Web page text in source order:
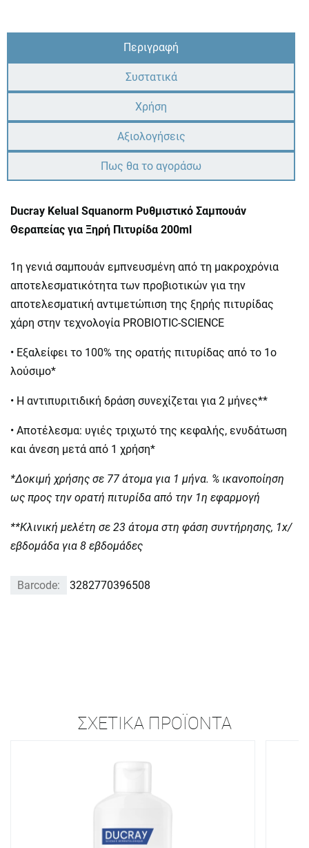
Περιγραφή
Συστατικά
Χρήση
Αξιολογήσεις
Πως θα το αγοράσω
Ducray Kelual Squanorm Ρυθμιστικό Σαμπουάν
Θεραπείας για Ξηρή Πιτυρίδα 200ml
1η γενιά σαμπουάν εμπνευσμένη από τη μακροχρόνια
αποτελεσματικότητα των προβιοτικών για την
αποτελεσματική αντιμετώπιση της ξηρής πιτυρίδας
χάρη στην τεχνολογία PROBIOTIC-SCIENCE
• Εξαλείφει το 100% της ορατής πιτυρίδας από το 1ο
λούσιμο*
• Η αντιπυριτιδική δράση συνεχίζεται για 2 μήνες**
• Αποτέλεσμα: υγιές τριχωτό της κεφαλής, ενυδάτωση
και άνεση μετά από 1 χρήση*
*Δοκιμή χρήσης σε 77 άτομα για 1 μήνα. % ικανοποίηση
ως προς την ορατή πιτυρίδα από την 1η εφαρμογή
**Κλινική μελέτη σε 23 άτομα στη φάση συντήρησης, 1x/
εβδομάδα για 8 εβδομάδες
Barcode: 3282770396508
ΣΧΕΤΙΚΆ ΠΡΟΪΌΝΤΑ